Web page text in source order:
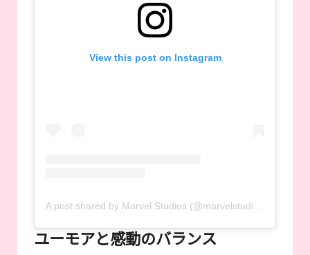
View this post on Instagram
ユーモアと感動のバランス